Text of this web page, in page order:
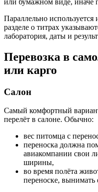
Параллельно
разделе о титрах
лаборатория, даты и
Перевозка в
или карго
Салон
Самый комфортный
перелёт в салоне. Обычно:
вес питомца с
переноска должна
авиакомпании свои
ширины,
во время полёта
переноске, вынимать